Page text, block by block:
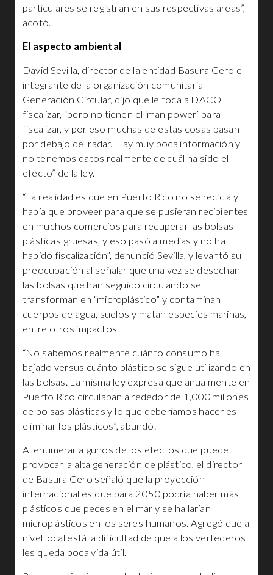
particulares se registran en sus respectivas áreas”,
acotó.
El aspecto ambiental
David Sevilla, director de la entidad Basura Cero e
integrante de la organización comunitaria
Generación Circular, dijo que le toca a DACO
fiscalizar, “pero no tienen el ‘man power’ para
fiscalizar, y por eso muchas de estas cosas pasan
por debajo del radar. Hay muy poca información y
no tenemos datos realmente de cuál ha sido el
efecto” de la ley.
“La realidad es que en Puerto Rico no se recicla y
había que proveer para que se pusieran recipientes
en muchos comercios para recuperar las bolsas
plásticas gruesas, y eso pasó a medias y no ha
habido fiscalización”, denunció Sevilla, y levantó su
preocupación al señalar que una vez se desechan
las bolsas que han seguido circulando se
transforman en “microplástico” y contaminan
cuerpos de agua, suelos y matan especies marinas,
entre otros impactos.
“No sabemos realmente cuánto consumo ha
bajado versus cuánto plástico se sigue utilizando en
las bolsas. La misma ley expresa que anualmente en
Puerto Rico circulaban alrededor de 1,000 millones
de bolsas plásticas y lo que deberíamos hacer es
eliminar los plásticos”, abundó.
Al enumerar algunos de los efectos que puede
provocar la alta generación de plástico, el director
de Basura Cero señaló que la proyección
internacional es que para 2050 podría haber más
plásticos que peces en el mar y se hallarían
microplásticos en los seres humanos. Agregó que a
nivel local está la dificultad de que a los vertederos
les queda poca vida útil.